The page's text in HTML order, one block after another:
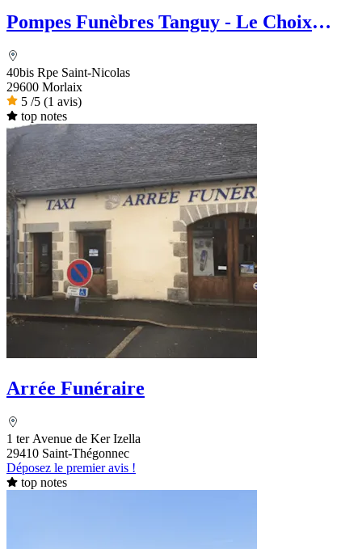
Pompes Funèbres Tanguy - Le Choix
40bis Rpe Saint-Nicolas
29600 Morlaix
5 /5 (1 avis)
top notes
Arrée Funéraire
1 ter Avenue de Ker Izella
29410 Saint-Thégonnec
Déposez le premier avis !
top notes